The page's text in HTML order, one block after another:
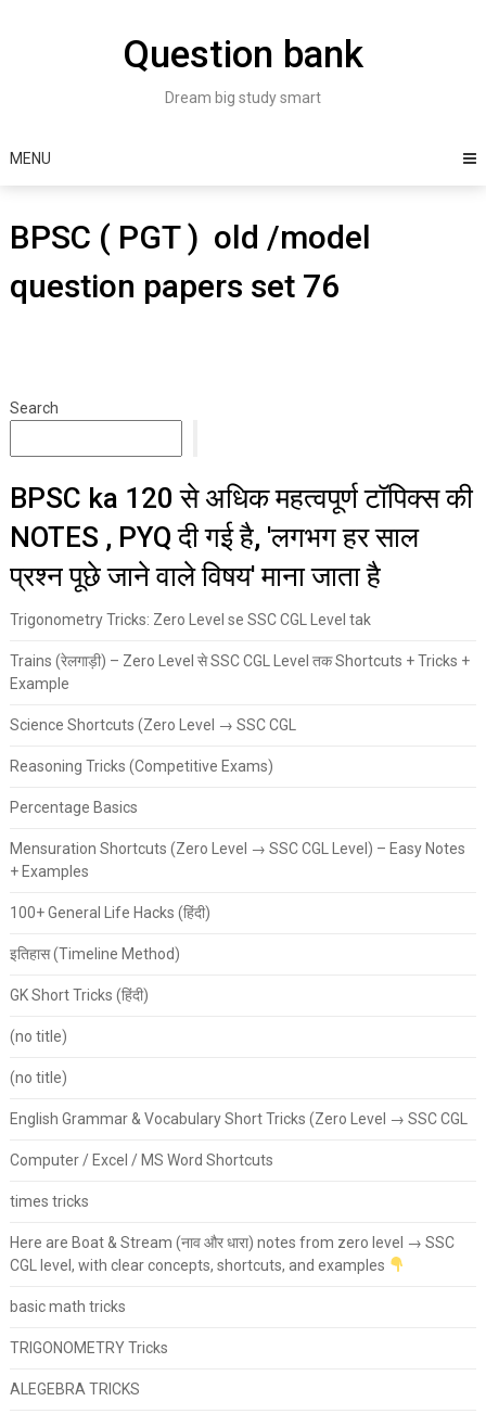
Question bank
Dream big study smart
MENU
BPSC ( PGT ) old /model
question papers set 76
Search
BPSC ka 120 से अधिक महत्वपूर्ण टॉपिक्स की
NOTES , PYQ दी गई है, 'लगभग हर साल
प्रश्न पूछे जाने वाले विषय' माना जाता है
Trigonometry Tricks: Zero Level se SSC CGL Level tak
Trains (रेलगाड़ी) – Zero Level से SSC CGL Level तक Shortcuts + Tricks +
Example
Science Shortcuts (Zero Level → SSC CGL
Reasoning Tricks (Competitive Exams)
Percentage Basics
Mensuration Shortcuts (Zero Level → SSC CGL Level) – Easy Notes
+ Examples
100+ General Life Hacks (हिंदी)
इतिहास (Timeline Method)
GK Short Tricks (हिंदी)
(no title)
(no title)
English Grammar & Vocabulary Short Tricks (Zero Level → SSC CGL
Computer / Excel / MS Word Shortcuts
times tricks
Here are Boat & Stream (नाव और धारा) notes from zero level → SSC
CGL level, with clear concepts, shortcuts, and examples
basic math tricks
TRIGONOMETRY Tricks
ALEGEBRA TRICKS